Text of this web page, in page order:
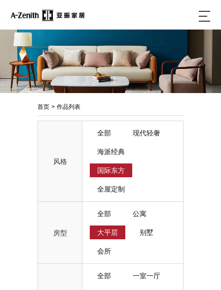
首页 > 作品列表
风格
全部 现代轻奢
海派经典
国际东方
全屋定制
房型
全部 公寓
大平层 别墅
会所
全部 一室一厅